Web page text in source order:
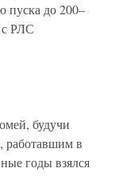
пуска до 200–
с РЛС
будучи
в
годы взялся